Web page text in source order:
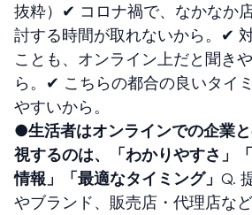
抜粋）✔ コロナ禍で、なかなか
討する時間が取れないから。✔
ことも、オンライン上だと聞き
ら。✔ こちらの都合の良いタイ
やすいから。
●生活者はオンラインでの企業
視するのは、「わかりやすさ」
情報」「最適なタイミング」 Q.
やブランド、販売店・代理店な